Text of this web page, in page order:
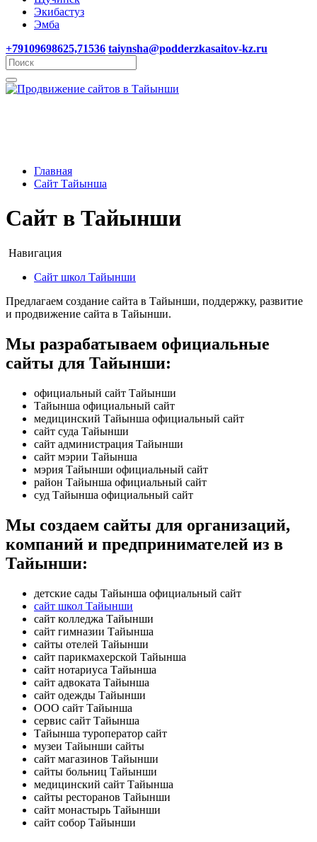
Экибастуз
Эмба
+79109698625,71536 taiynsha@podderzkasaitov-kz.ru
Главная
Сайт Тайынша
Сайт в Тайынши
Навигация
Сайт школ Тайынши
Предлагаем создание сайта в Тайынши, поддержку, развитие
и продвижение сайта в Тайынши.
Мы разрабатываем официальные
сайты для Тайынши:
официальный сайт Тайынши
Тайынша официальный сайт
медицинский Тайынша официальный сайт
сайт суда Тайынши
сайт администрация Тайынши
сайт мэрии Тайынша
мэрия Тайынши официальный сайт
район Тайынша официальный сайт
суд Тайынша официальный сайт
Мы создаем сайты для организаций,
компаний и предпринимателей из в
Тайынши:
детские сады Тайынша официальный сайт
сайт школ Тайынши
сайт колледжа Тайынши
сайт гимназии Тайынша
сайты отелей Тайынши
сайт парикмахерской Тайынша
сайт нотариуса Тайынша
сайт адвоката Тайынша
сайт одежды Тайынши
ООО сайт Тайынша
сервис сайт Тайынша
Тайынша туроператор сайт
музеи Тайынши сайты
сайт магазинов Тайынши
сайты больниц Тайынши
медицинский сайт Тайынша
сайты ресторанов Тайынши
сайт монастырь Тайынши
сайт собор Тайынши